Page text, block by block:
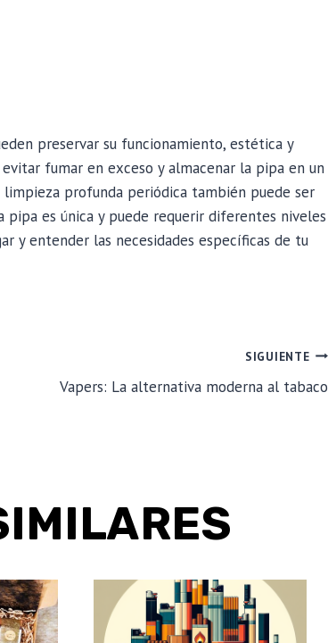
preservar su funcionamiento, estética y
fumar en exceso y almacenar la pipa en un
limpieza profunda periódica también puede ser
pipa es única y puede requerir diferentes niveles
y entender las necesidades específicas de tu
SIGUIENTE
Vapers: La alternativa moderna al tabaco